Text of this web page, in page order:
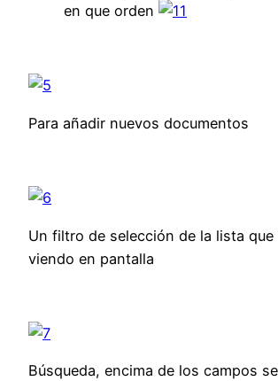
en que orden
Para añadir nuevos documentos
Un filtro de selección de la lista que
viendo en pantalla
Búsqueda, encima de los campos